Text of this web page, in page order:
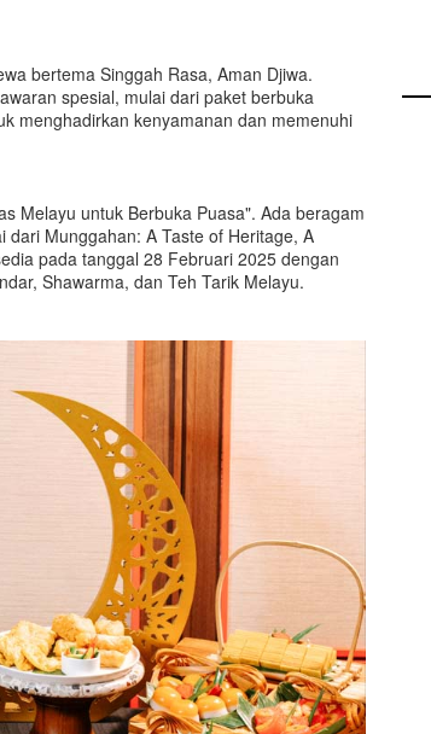
bertema Singgah Rasa, Aman Djiwa.
spesial, mulai dari paket berbuka
menghadirkan kenyamanan dan memenuhi
Melayu untuk Berbuka Puasa". Ada beragam
Munggahan: A Taste of Heritage, A
pada tanggal 28 Februari 2025 dengan
Shawarma, dan Teh Tarik Melayu.